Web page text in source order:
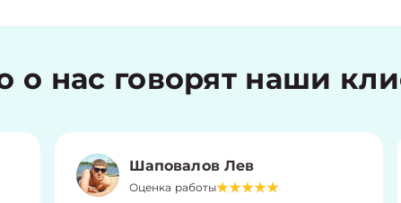
о нас говорят наши
Шаповалов Лев
Оценка работы